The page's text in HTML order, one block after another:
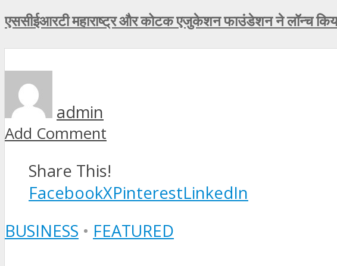
एससीईआरटी महाराष्ट्र और कोटक एजुकेशन फाउंडेशन ने लॉन्च
admin
Add Comment
Share This!
FacebookXPinterestLinkedIn
BUSINESS • FEATURED